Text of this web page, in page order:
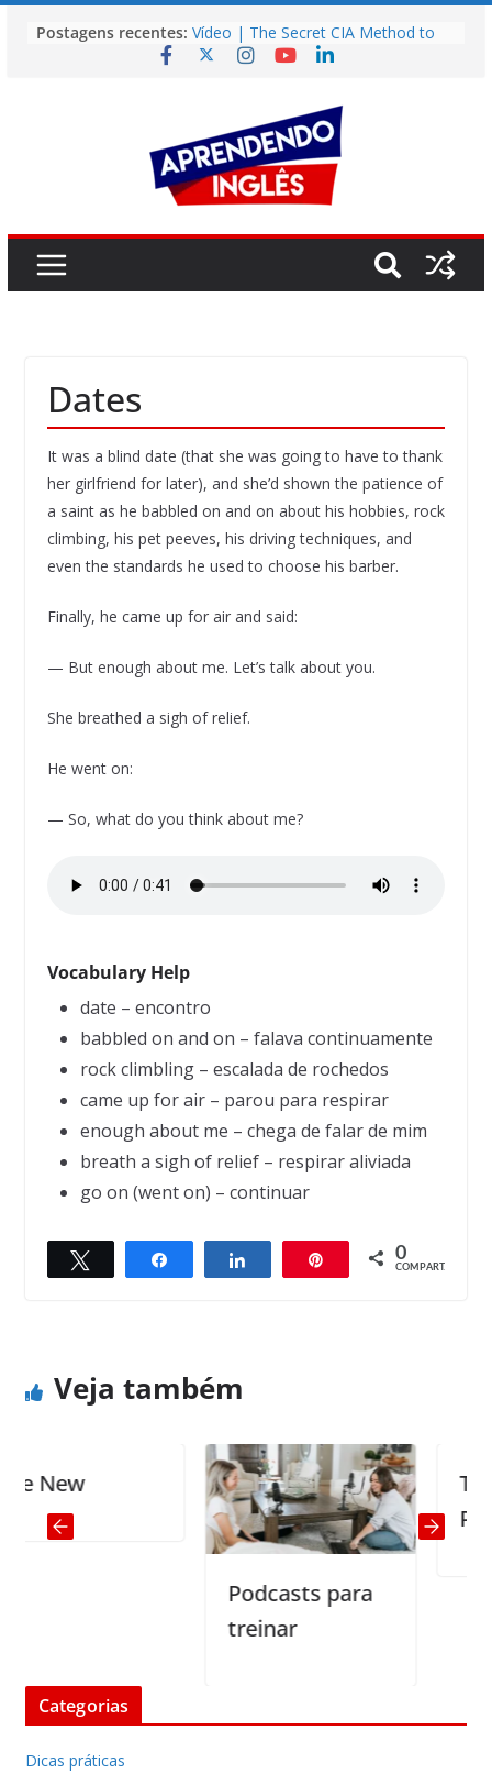
para
Postagens recentes: Vídeo | The Secret CIA Method to
Learn Any Language in 11 Days
Vídeo | Do imaginary friends make
you smarter?
Story | Brasília: The City That Rose
from the Wilderness
Easy English Song | Somewhere
Over the Rainbow (Israel
Dates
It was a blind date (that she was going to have to thank
her girlfriend for later), and she’d shown the patience of
a saint as he babbled on and on about his hobbies, rock
climbing, his pet peeves, his driving techniques, and
even the standards he used to choose his barber.
Finally, he came up for air and said:
— But enough about me. Let’s talk about you.
She breathed a sigh of relief.
He went on:
— So, what do you think about me?
Vocabulary Help
date – encontro
babbled on and on – falava continuamente
rock climbling – escalada de rochedos
came up for air – parou para respirar
enough about me – chega de falar de mim
breath a sigh of relief – respirar aliviada
go on (went on) – continuar
Compartilhar Compartilhar 0
COMPART.
← Previous
Next →
Veja também
Podcasts para
treinar
The
Piping
Categorias
Dicas práticas